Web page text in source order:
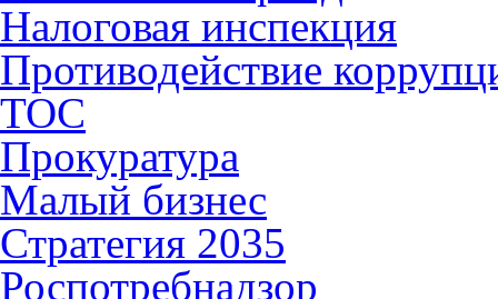
Налоговая инспекция
Противодействие
ТОС
Прокуратура
Малый бизнес
Стратегия 2035
Роспотребнадзор